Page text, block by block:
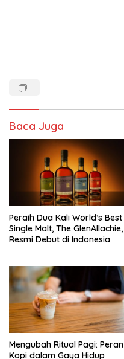
Baca Juga
Peraih Dua Kali World’s Best
Single Malt, The GlenAllachie,
Resmi Debut di Indonesia
Mengubah Ritual Pagi: Peran
Kopi dalam Gaya Hidup